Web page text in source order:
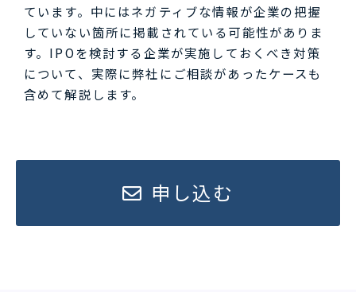
ています。中にはネガティブな情報が企業の把握
していない箇所に掲載されている可能性がありま
す。IPOを検討する企業が実施しておくべき対策
について、実際に弊社にご相談があったケースも
含めて解説します。
申し込む